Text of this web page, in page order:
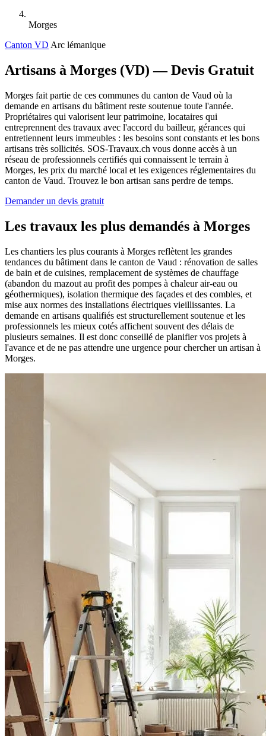
Morges
Canton VD Arc lémanique
Artisans à Morges (VD) — Devis Gratuit
Morges fait partie de ces communes du canton de Vaud où la
demande en artisans du bâtiment reste soutenue toute l'année.
Propriétaires qui valorisent leur patrimoine, locataires qui
entreprennent des travaux avec l'accord du bailleur, gérances qui
entretiennent leurs immeubles : les besoins sont constants et les bons
artisans très sollicités. SOS-Travaux.ch vous donne accès à un
réseau de professionnels certifiés qui connaissent le terrain à
Morges, les prix du marché local et les exigences réglementaires du
canton de Vaud. Trouvez le bon artisan sans perdre de temps.
Demander un devis gratuit
Les travaux les plus demandés à Morges
Les chantiers les plus courants à Morges reflètent les grandes
tendances du bâtiment dans le canton de Vaud : rénovation de salles
de bain et de cuisines, remplacement de systèmes de chauffage
(abandon du mazout au profit des pompes à chaleur air-eau ou
géothermiques), isolation thermique des façades et des combles, et
mise aux normes des installations électriques vieillissantes. La
demande en artisans qualifiés est structurellement soutenue et les
professionnels les mieux cotés affichent souvent des délais de
plusieurs semaines. Il est donc conseillé de planifier vos projets à
l'avance et de ne pas attendre une urgence pour chercher un artisan à
Morges.